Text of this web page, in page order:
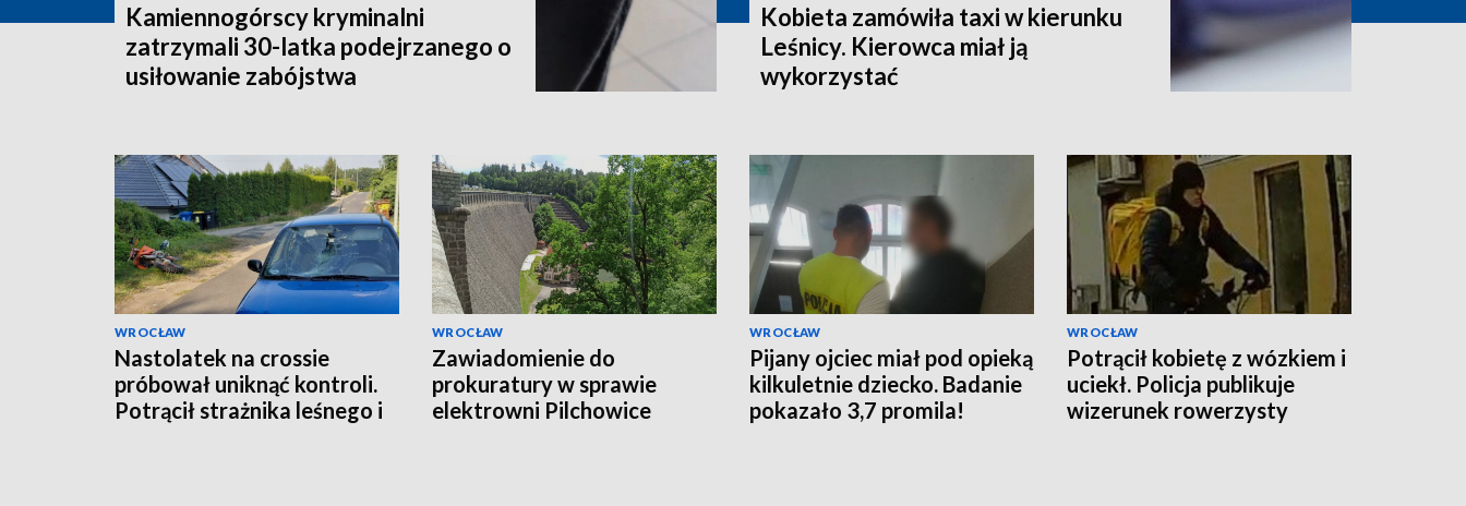
Kamiennogórscy kryminalni
zatrzymali 30-latka podejrzanego o
usiłowanie zabójstwa
Kobieta zamówiła taxi w kierunku
Leśnicy. Kierowca miał ją
wykorzystać
WROCŁAW
Nastolatek na crossie
próbował uniknąć kontroli.
Potrącił strażnika leśnego i
WROCŁAW
Zawiadomienie do
prokuratury w sprawie
elektrowni Pilchowice
WROCŁAW
Pijany ojciec miał pod opieką
kilkuletnie dziecko. Badanie
pokazało 3,7 promila!
WROCŁAW
Potrącił kobietę z wózkiem i
uciekł. Policja publikuje
wizerunek rowerzysty